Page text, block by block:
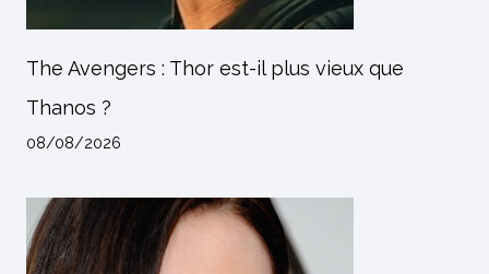
The Avengers : Thor est-il plus vieux que
Thanos ?
08/08/2026